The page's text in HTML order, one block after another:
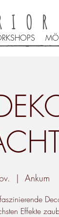
  |
Ankum
Effekte